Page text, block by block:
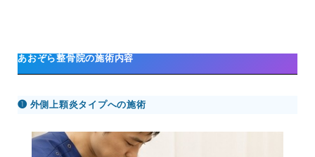
あおぞら整骨院の施術内容
❶ 外側上顆炎タイプへの施術